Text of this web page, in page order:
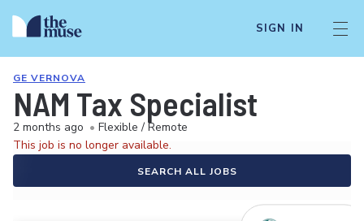
SIGN IN
GE VERNOVA
NAM Tax Specialist
2 months ago • Flexible / Remote
This job is no longer available.
SEARCH ALL JOBS